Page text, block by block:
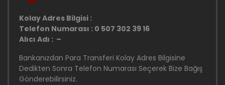
Kolay Adres Bilgisi :
Telefon Numarası : 0 507 302 39 16
Alıcı Adı : –
Bankanızdan Para Transferi Kolay Adres Bilgisine
Dedikten Sonra Telefon Numarası Seçerek Bize Bağış
Gönderebilirsiniz.